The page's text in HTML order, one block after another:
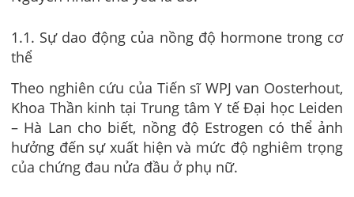
1.1. Sự dao động của nồng độ hormone trong cơ
thể
Theo nghiên cứu của Tiến sĩ WPJ van Oosterhout,
Khoa Thần kinh tại Trung tâm Y tế Đại học Leiden
– Hà Lan cho biết, nồng độ Estrogen có thể ảnh
hưởng đến sự xuất hiện và mức độ nghiêm trọng
của chứng đau nửa đầu ở phụ nữ.